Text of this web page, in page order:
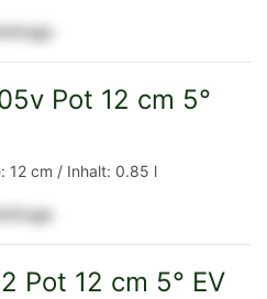
Pot 12 cm 5°
12 cm / Inhalt: 0.85 l
Pot 12 cm 5° EV